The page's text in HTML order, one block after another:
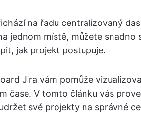
na řadu centralizovaný
jednom místě, můžete
jak projekt postupuje.
Jira vám pomůže
čase. V tomto článku vás
své projekty na správné